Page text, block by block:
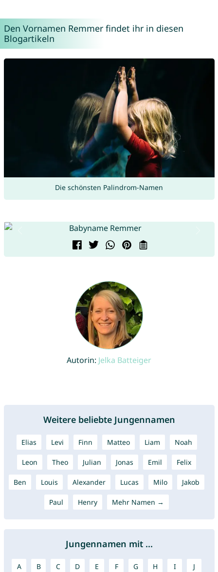
Den Vornamen Remmer findet ihr in diesen
Blogartikeln
Die schönsten Palindrom-Namen
Autorin: Jelka Batteiger
Weitere beliebte Jungennamen
Elias Levi Finn Matteo Liam Noah
Leon Theo Julian Jonas Emil Felix
Ben Louis Alexander Lucas Milo Jakob
Paul Henry Mehr Namen →
Jungennamen mit ...
A B C D E F G H I J